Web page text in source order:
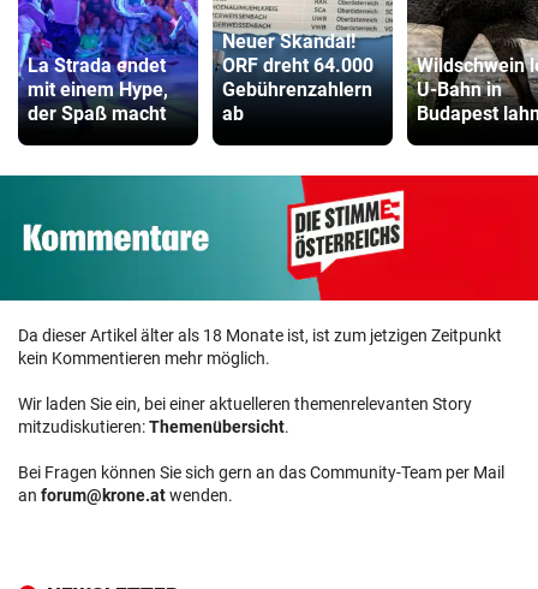
La Strada endet
mit einem Hype,
der Spaß macht
Neuer Skandal!
ORF dreht 64.000
Gebührenzahlern
ab
Wildschwein
U-Bahn in
Budapest
Da dieser Artikel älter als 18 Monate ist, ist zum jetzigen Zeitpunkt
kein Kommentieren mehr möglich.
Wir laden Sie ein, bei einer aktuelleren themenrelevanten Story
mitzudiskutieren:Themenübersicht.
Bei Fragen können Sie sich gern an das Community-Team per Mail
an forum@krone.atwenden.